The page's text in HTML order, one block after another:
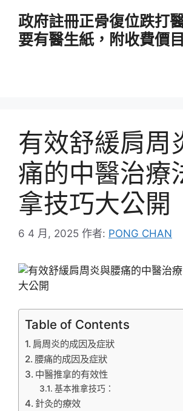
政府註冊正骨復位跌打
要有醫生紙，附收費價
有效舒緩肩周
痛的中醫治療
拿技巧大公開
6 4 月, 2025 作者: PONG CHAN
Table of Contents
肩周炎的成因及症狀
腰痛的成因及症狀
中醫推拿的有效性
基本推拿技巧：
針灸的療效